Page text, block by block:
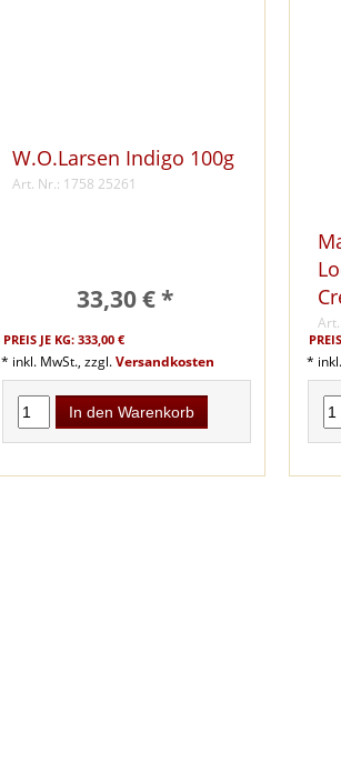
W.O.Larsen Indigo 100g
PREIS JE KG: 333,00 €
Art. Nr.: 1758 25261
33,30 € *
* inkl. MwSt., zzgl.Versandkosten
In den Warenkorb
*